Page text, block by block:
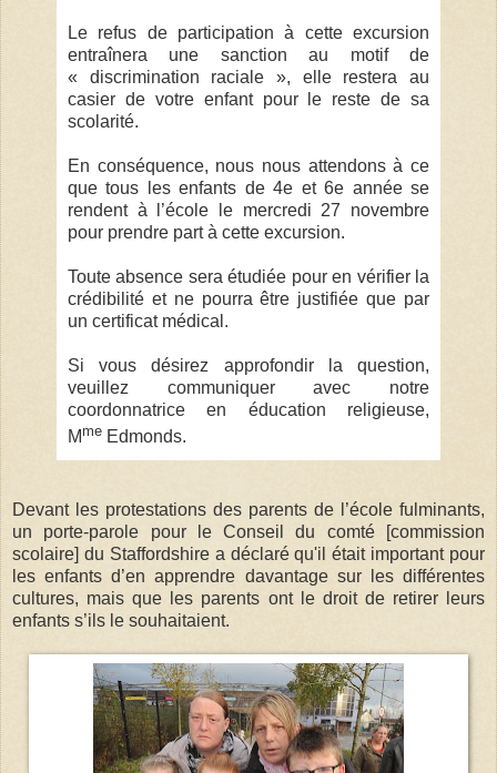
Le refus de participation à cette excursion
entraînera une sanction au motif de
« discrimination raciale », elle restera au
casier de votre enfant pour le reste de sa
scolarité.
En conséquence, nous nous attendons à ce
que tous les enfants de 4e et 6e année se
rendent à l’école le mercredi 27 novembre
pour prendre part à cette excursion.
Toute absence sera étudiée pour en vérifier la
crédibilité et ne pourra être justifiée que par
un certificat médical.
Si vous désirez approfondir la question,
veuillez communiquer avec notre
coordonnatrice en éducation religieuse,
Mme Edmonds.
Devant les protestations des parents de l’école fulminants,
un porte-parole pour le Conseil du comté [commission
scolaire] du Staffordshire a déclaré qu'il était important pour
les enfants d’en apprendre davantage sur les différentes
cultures, mais que les parents ont le droit de retirer leurs
enfants s’ils le souhaitaient.